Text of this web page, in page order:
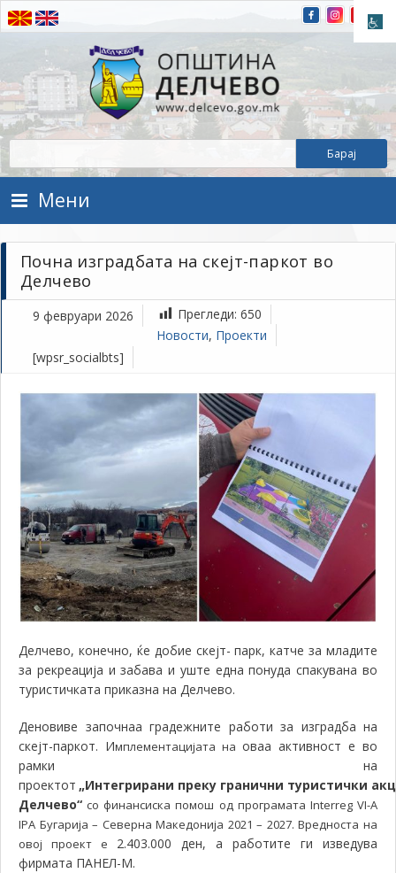
Прескокнете на содржината
Општина Делчево
Општина Делчево
Мени
Почна изградбата на скејт-паркот во
Делчево
9 февруари 2026 Прегледи: 650
Новости, Проекти
[wpsr_socialbts]
Делчево, конечно, ќе добие скејт- парк, катче за младите
за рекреација и забава и уште една понуда спакувана во
туристичката приказна на Делчево.
Деновиве започнаа градежните работи за изградба на
скејт-паркот. Имплементацијата на оваа активност е во
рамки на
проектот „Интегрирани преку гранични туристички
Делчево“ со финансиска помош од програмата Interreg VI-A
IPA Бугарија – Северна Македонија 2021 – 2027. Вредноста на
овој проект е 2.403.000 ден, а работите ги изведува
фирмата ПАНЕЛ-М.